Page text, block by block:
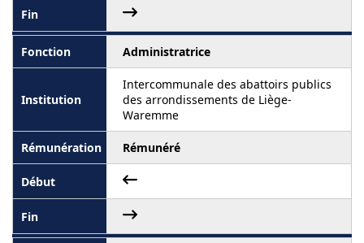
Administratrice
Intercommunale des abattoirs publics
des arrondissements de Liège-
Waremme
Rémunéré